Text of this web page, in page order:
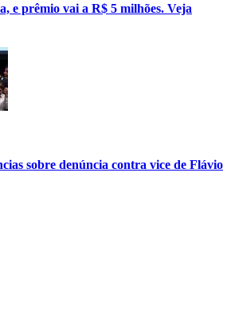
e prêmio vai a R$ 5 milhões. Veja
sobre denúncia contra vice de Flávio